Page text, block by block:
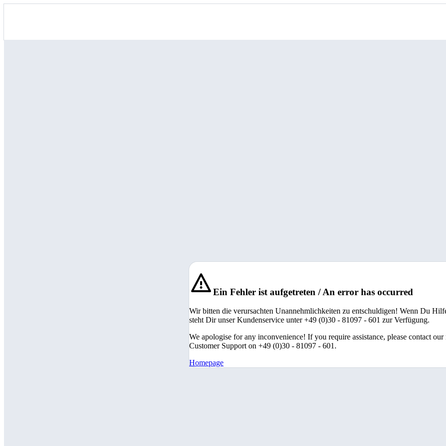
Ein Fehler ist aufgetreten / An error has occurred
Wir bitten die verursachten Unannehmlichkeiten zu entschuldigen! Wenn Du
steht Dir unser Kundenservice unter +49 (0)30 - 81097 - 601 zur Verfügung.
We apologise for any inconvenience! If you require assistance, please contact our
Customer Support on +49 (0)30 - 81097 - 601.
Homepage